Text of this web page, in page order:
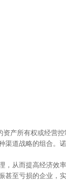
产所有权或经营
道战略的组合
而提高经济效
至亏损的企业，实